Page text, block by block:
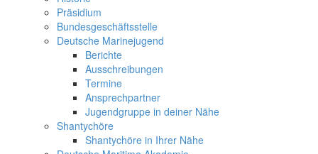
Präsidium
Bundesgeschäftsstelle
Deutsche Marinejugend
Berichte
Ausschreibungen
Termine
Ansprechpartner
Jugendgruppe in deiner Nähe
Shantychöre
Shantychöre in Ihrer Nähe